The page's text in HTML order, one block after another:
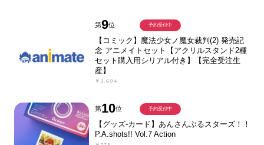
第9位
【コミック】魔法少女ノ魔女裁判(2) 発売記
念 アニメイトセット【アクリルスタンド2種
セット購入用シリアル付き】【完全受注生
産】
￥2,684
予約受付中
第10位
【グッズ-カード】あんさんぶるスターズ！！
P.A.shots!! Vol.7 Action
予約受付中